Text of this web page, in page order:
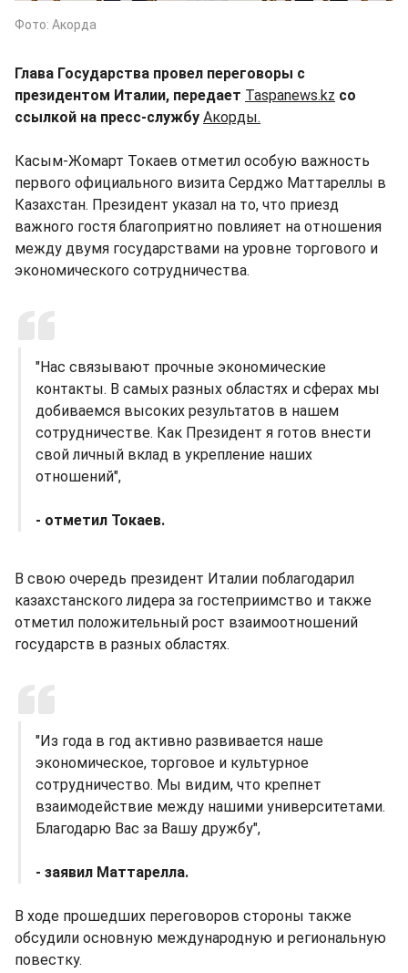
Фото: Акорда
Глава Государства провел переговоры с
президентом Италии, передает Taspanews.kz со
ссылкой на пресс-службу Акорды.
Касым-Жомарт Токаев отметил особую важность
первого официального визита Серджо Маттареллы в
Казахстан. Президент указал на то, что приезд
важного гостя благоприятно повлияет на отношения
между двумя государствами на уровне торгового и
экономического сотрудничества.
"Нас связывают прочные экономические
контакты. В самых разных областях и сферах мы
добиваемся высоких результатов в нашем
сотрудничестве. Как Президент я готов внести
свой личный вклад в укрепление наших
отношений",
- отметил Токаев.
В свою очередь президент Италии поблагодарил
казахстанского лидера за гостеприимство и также
отметил положительный рост взаимоотношений
государств в разных областях.
"Из года в год активно развивается наше
экономическое, торговое и культурное
сотрудничество. Мы видим, что крепнет
взаимодействие между нашими университетами.
Благодарю Вас за Вашу дружбу",
- заявил Маттарелла.
В ходе прошедших переговоров стороны также
обсудили основную международную и региональную
повестку.